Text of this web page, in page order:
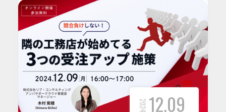
2024 12.09